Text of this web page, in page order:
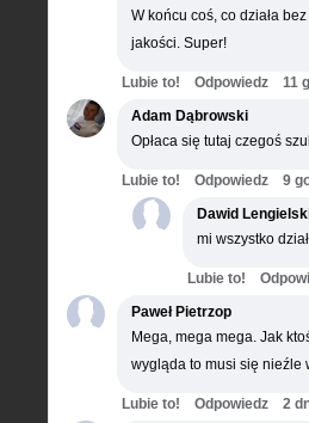
W końcu coś, co działa
jakości. Super!
Lubie to! Odpowiedz
11
Adam Dąbrowski
Opłaca się tutaj czegoś
Lubie to! Odpowiedz
9
Dawid
mi wszystko
Lubie to!
Paweł Pietrzop
Mega, mega mega. Jak
wygląda to musi się nieźle
Lubie to! Odpowiedz
2